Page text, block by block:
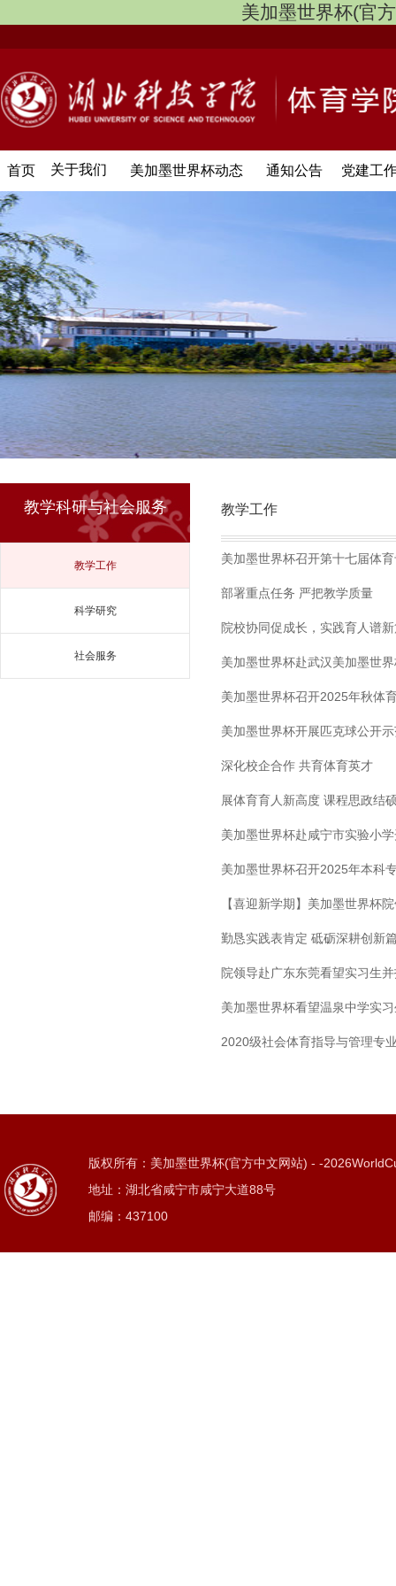
美加墨世界杯(官
首页 关于我们 美加墨世界杯动态 通知公告 党建工
教学科研与社会服务
教学工作
科学研究
社会服务
教学工作
美加墨世界杯召开第十七届体
部署重点任务 严把教学质量
院校协同促成长，实践育人谱
美加墨世界杯赴武汉美加墨世
美加墨世界杯召开2025年秋体
美加墨世界杯开展匹克球公开
深化校企合作 共育体育英才
展体育育人新高度 课程思政结
美加墨世界杯赴咸宁市实验小
美加墨世界杯召开2025年本科
【喜迎新学期】美加墨世界杯
勤恳实践表肯定 砥砺深耕创新
院领导赴广东东莞看望实习生
美加墨世界杯看望温泉中学实
2020级社会体育指导与管理专
版权所有：美加墨世界杯(官方中文网站) - -
地址：湖北省咸宁市咸宁大道88号
邮编：437100